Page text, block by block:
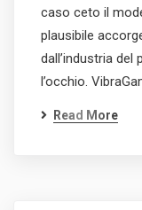
caso ceto il
plausibile
dall’industria
l’occhio.
Read More